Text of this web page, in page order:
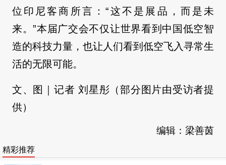
位印尼客商所言：“这不是展品，而是未
来。”本届广交会不仅让世界看到中国低空智
造的科技力量，也让人们看到低空飞入寻常生
活的无限可能。
文、图｜记者 刘星彤（部分图片由受访者提
供）
编辑：梁善茵
精彩推荐